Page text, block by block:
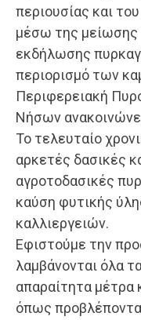
περιουσίας και
μέσω της μείωσης
εκδήλωσης
περιορισμό των
Περιφερειακή
Νήσων
Το τελευταίο
αρκετές δασικές
αγροτοδασικές
καύση φυτικής
καλλιεργειών.
Εφιστούμε την
λαμβάνονται όλα
απαραίτητα μέτρα
όπως